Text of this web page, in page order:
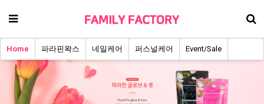
Home 파라핀왁스 네일케어 퍼스널케어 Event/Sale